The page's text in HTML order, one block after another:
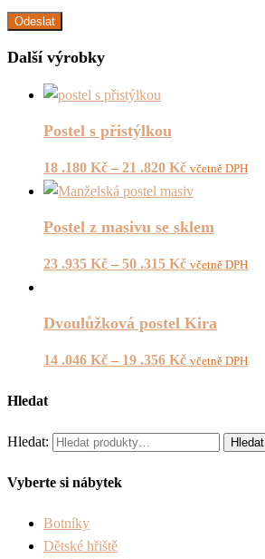
Další výrobky
Postel s přistýlkou
18 .180 Kč – 21 .820 Kč včetně DPH
Postel z masivu se sklem
23 .935 Kč – 50 .315 Kč včetně DPH
Dvoulůžková postel Kira
14 .046 Kč – 19 .356 Kč včetně DPH
Hledat
Hledat: Hledat
Vyberte si nábytek
Botníky
Dětské hřiště